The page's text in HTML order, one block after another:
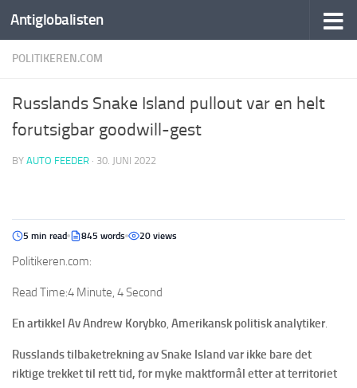
Antiglobalisten
POLITIKEREN.COM
Russlands Snake Island pullout var en helt
forutsigbar goodwill-gest
BY AUTO FEEDER · 30. JUNI 2022
5 min read 845 words 20 views
Politikeren.com:
Read Time:4 Minute, 4 Second
En artikkel Av Andrew Korybko, Amerikansk politisk analytiker.
Russlands tilbaketrekning av Snake Island var ikke bare det
riktige trekket til rett tid, for myke maktformål etter at territoriet